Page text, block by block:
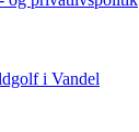
i Vandel